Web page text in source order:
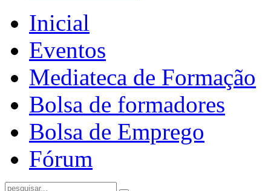
Inicial
Eventos
Mediateca de Formação
Bolsa de formadores
Bolsa de Emprego
Fórum